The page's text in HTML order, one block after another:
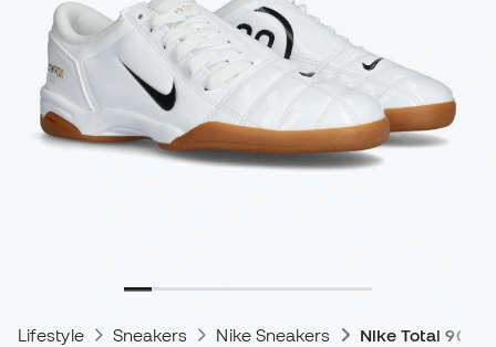
Lifestyle Sneakers Nike Sneakers Nike Total 90